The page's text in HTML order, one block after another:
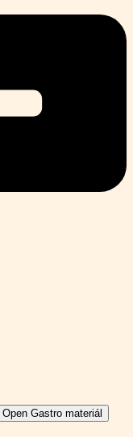
Open Gastro materiál